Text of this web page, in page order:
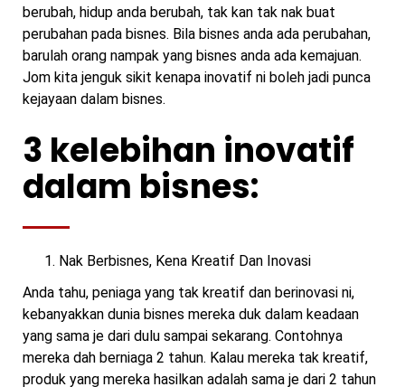
berubah, hidup anda berubah, tak kan tak nak buat
perubahan pada bisnes. Bila bisnes anda ada perubahan,
barulah orang nampak yang bisnes anda ada kemajuan.
Jom kita jenguk sikit kenapa inovatif ni boleh jadi punca
kejayaan dalam bisnes.
3 kelebihan inovatif
dalam bisnes:
Nak Berbisnes, Kena Kreatif Dan Inovasi
Anda tahu, peniaga yang tak kreatif dan berinovasi ni,
kebanyakkan dunia bisnes mereka duk dalam keadaan
yang sama je dari dulu sampai sekarang. Contohnya
mereka dah berniaga 2 tahun. Kalau mereka tak kreatif,
produk yang mereka hasilkan adalah sama je dari 2 tahun